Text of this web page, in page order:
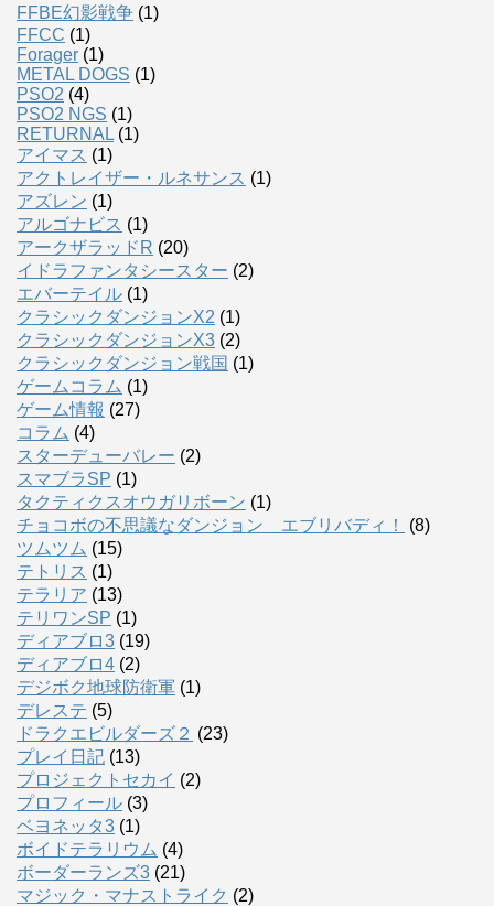
FFBE幻影戦争 (1)
FFCC (1)
Forager (1)
METAL DOGS (1)
PSO2 (4)
PSO2 NGS (1)
RETURNAL (1)
アイマス (1)
アクトレイザー・ルネサンス (1)
アズレン (1)
アルゴナビス (1)
アークザラッドR (20)
イドラファンタシースター (2)
エバーテイル (1)
クラシックダンジョンX2 (1)
クラシックダンジョンX3 (2)
クラシックダンジョン戦国 (1)
ゲームコラム (1)
ゲーム情報 (27)
コラム (4)
スターデューバレー (2)
スマブラSP (1)
タクティクスオウガリボーン (1)
チョコボの不思議なダンジョン エブリバディ！
(8)
ツムツム (15)
テトリス (1)
テラリア (13)
テリワンSP (1)
ディアブロ3 (19)
ディアブロ4 (2)
デジボク地球防衛軍 (1)
デレステ (5)
ドラクエビルダーズ２ (23)
プレイ日記 (13)
プロジェクトセカイ (2)
プロフィール (3)
ベヨネッタ3 (1)
ボイドテラリウム (4)
ボーダーランズ3 (21)
マジック・マナストライク (2)